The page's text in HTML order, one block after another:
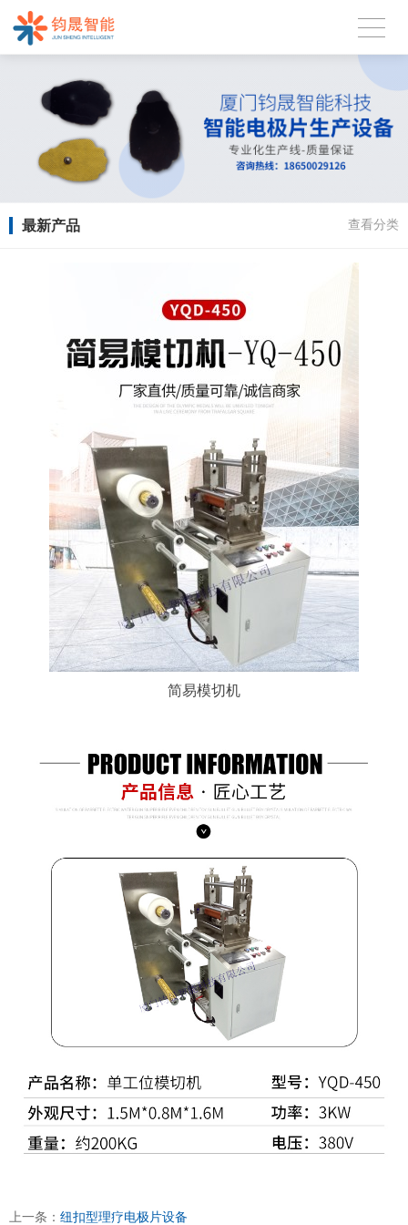
最新产品 查看分类
简易模切机
上一条： 纽扣型理疗电极片设备